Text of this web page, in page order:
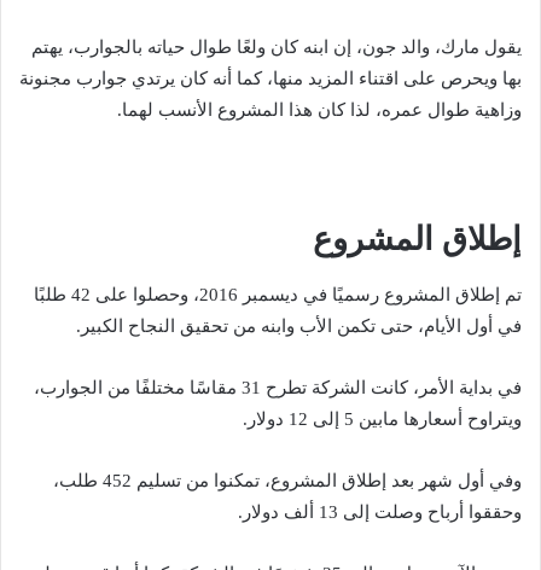
يقول مارك، والد جون، إن ابنه كان ولعًا طوال حياته بالجوارب، يهتم
بها ويحرص على اقتناء المزيد منها، كما أنه كان يرتدي جوارب مجنونة
وزاهية طوال عمره، لذا كان هذا المشروع الأنسب لهما.
إطلاق المشروع
تم إطلاق المشروع رسميًا في ديسمبر 2016، وحصلوا على 42 طلبًا
في أول الأيام، حتى تكمن الأب وابنه من تحقيق النجاح الكبير.
في بداية الأمر، كانت الشركة تطرح 31 مقاسًا مختلفًا من الجوارب،
ويتراوح أسعارها مابين 5 إلى 12 دولار.
وفي أول شهر بعد إطلاق المشروع، تمكنوا من تسليم 452 طلب،
وحققوا أرباح وصلت إلى 13 ألف دولار.